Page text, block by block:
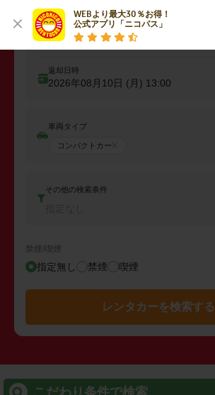
WEBより最大30％お得！
公式アプリ「ニコパス」
出発日時
2026年08月09日 (日)
返却日時
2026年08月10日 (月) 13:00
車両タイプ
コンパクトカー
その他の検索条件
禁煙/喫煙
指定無し 禁煙 喫煙
レンタカーを検索する
こだわり条件で検索